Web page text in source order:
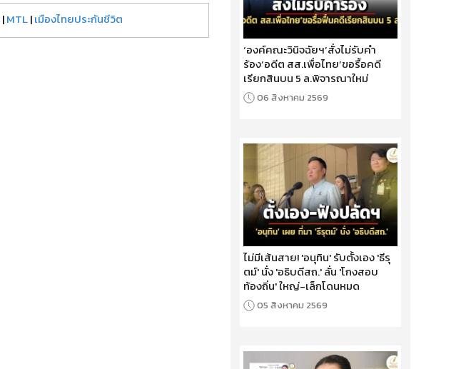
|MTL|เมืองไทยประกันชีวิต
‘องค์คณะวินิจฉัยฯ’สั่งไม่รับคำ
ร้อง‘อดีต สส.เพื่อไทย’ขอรื้อคดี
เรียกสินบน 5 ล.พิจารณาใหม่
06 สิงหาคม 2569
ไม่มีเส้นสาย! 'อนุทิน' รับตั้งเอง 'ธีรุ
ตม์' นั่ง 'อธิบดีสถ.' ลั่น 'โกงสอบ
ท้องถิ่น' ใหญ่-เล็กโดนหมด
05 สิงหาคม 2569